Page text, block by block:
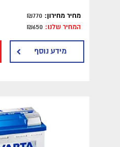
מחיר מחירון:
המחיר שלנו:
מידע נוסף